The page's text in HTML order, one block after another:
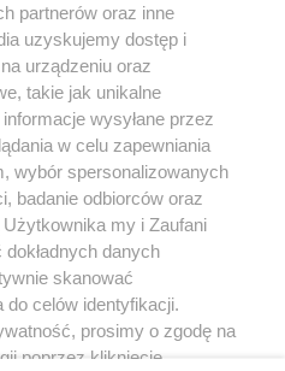
nie może być powielany i
w jakikolwiek sposób (w
na jakimkolwiek polu
z umieszczaniem w Internecie
Jakiekolwiek użycie lub
w części z naruszeniem prawa, tzn.
pod groźbą kary i może być ścigane
nas
partnerów oraz inne
uzyskujemy dostęp i
urządzeniu oraz
takie jak unikalne
wysyłane przez
w celu zapewniania
wybór spersonalizowanych
badanie odbiorców oraz
Użytkownika my i Zaufani
danych
skanować
celów identyfikacji.
prosimy o zgodę na
poprzez kliknięcie